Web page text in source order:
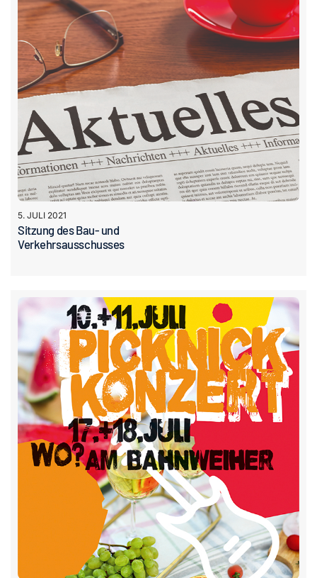
5. JULI 2021
Sitzung des Bau- und
Verkehrsausschusses